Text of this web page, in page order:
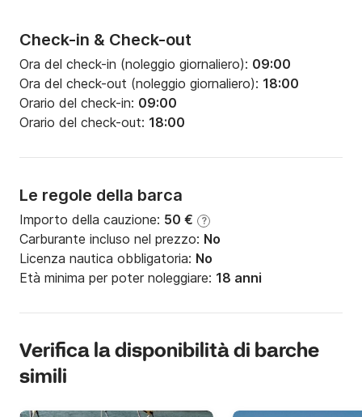
Check-in & Check-out
Ora del check-in (noleggio giornaliero): 09:00
Ora del check-out (noleggio giornaliero): 18:00
Orario del check-in: 09:00
Orario del check-out: 18:00
Le regole della barca
Importo della cauzione: 50 € ?
Carburante incluso nel prezzo: No
Licenza nautica obbligatoria: No
Età minima per poter noleggiare: 18 anni
Verifica la disponibilità di barche
simili